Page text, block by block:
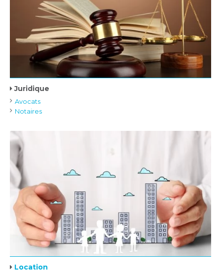
Juridique
Avocats
Notaires
Location